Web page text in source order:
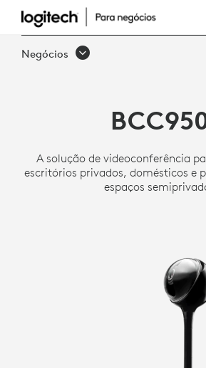
CÂMERA
WEB
LOGITECH
BCC950
COMPLETA
Negócios
A solução de videoconferência
escritórios privados, domésticos e
espaços